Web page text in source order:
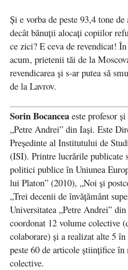
Și e vorba de peste 93,4 tone
decât bănuții alocați copiilor
ce zici? E ceva de revendicat!
acum, prietenii tăi de la
revendicarea și s-ar putea să
de la Lavrov.
Sorin Bocancea este profesor
„Petre Andrei” din Iaşi. Este
Președinte al Institutului de
(ISI). Printre lucrările publicate
politici publice în Uniunea
lui Platon” (2010), „Noi și
„Trei decenii de învățământ
Universitatea „Petre Andrei”
coordonat 12 volume colective
colaborare) și a realizat alte 5
peste 60 de articole științifice
colective.